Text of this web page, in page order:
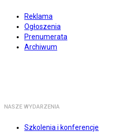
Reklama
Ogłoszenia
Prenumerata
Archiwum
NASZE WYDARZENIA
Szkolenia i konferencje